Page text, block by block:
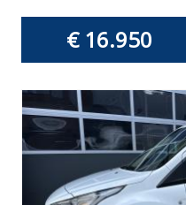
€ 16.950